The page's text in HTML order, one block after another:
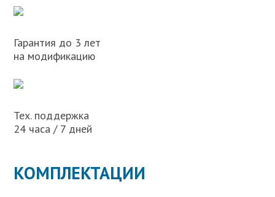
Гарантия до 3 лет
на модификацию
Тех. поддержка
24 часа / 7 дней
КОМПЛЕКТАЦИИ